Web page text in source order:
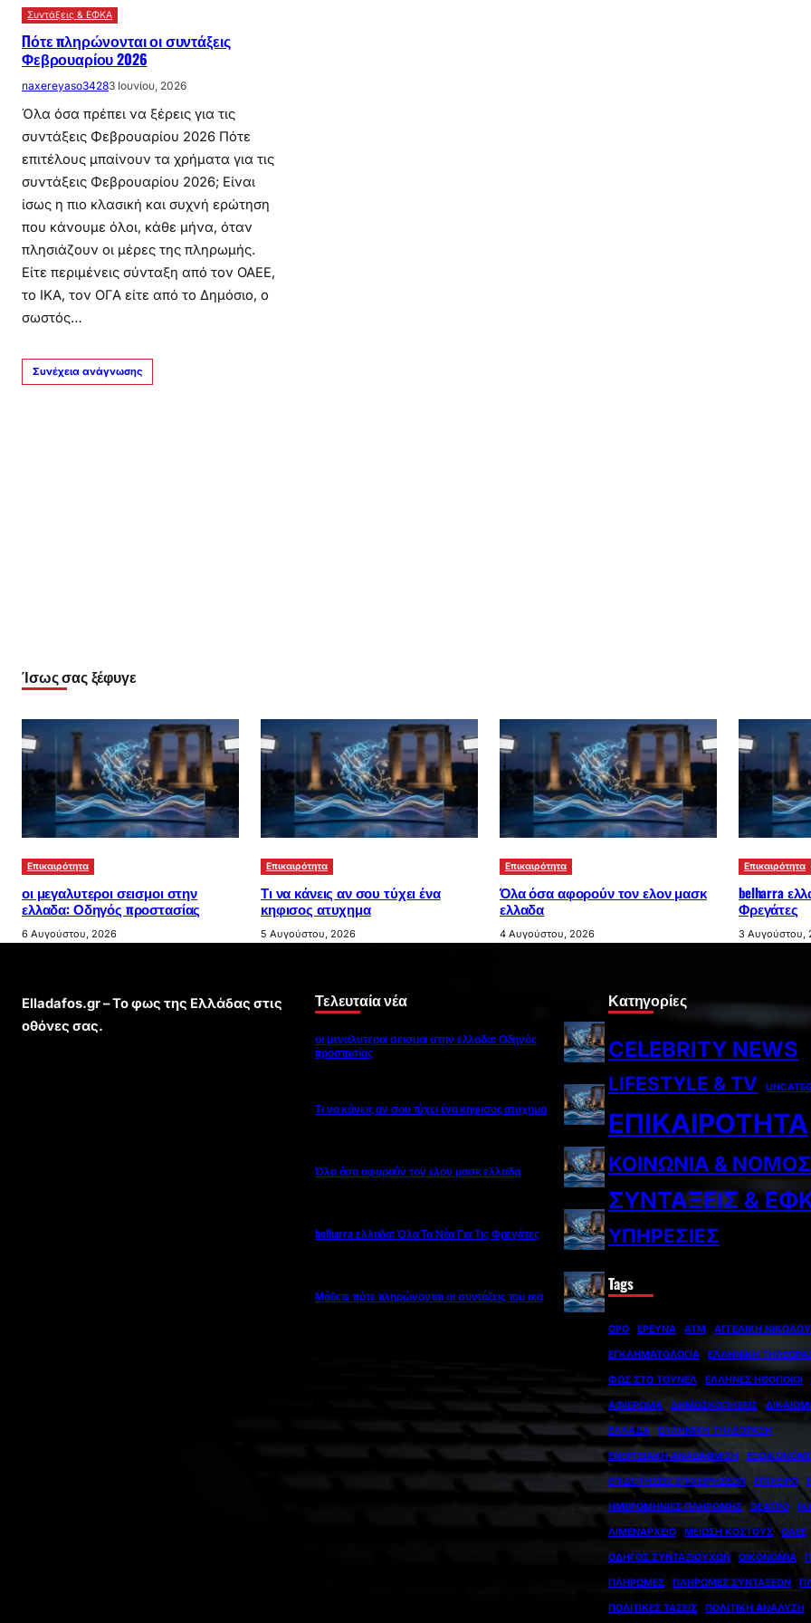
Συντάξεις & ΕΦΚΑ
Πότε πληρώνονται οι συντάξεις
Φεβρουαρίου 2026
naxereyaso34283 Ιουνίου, 2026
Όλα όσα πρέπει να ξέρεις για τις
συντάξεις Φεβρουαρίου 2026 Πότε
επιτέλους μπαίνουν τα χρήματα για τις
συντάξεις Φεβρουαρίου 2026; Είναι
ίσως η πιο κλασική και συχνή ερώτηση
που κάνουμε όλοι, κάθε μήνα, όταν
πλησιάζουν οι μέρες της πληρωμής.
Είτε περιμένεις σύνταξη από τον ΟΑΕΕ,
το ΙΚΑ, τον ΟΓΑ είτε από το Δημόσιο, ο
σωστός…
Συνέχεια ανάγνωσης
Ίσως σας ξέφυγε
Επικαιρότητα
οι μεγαλυτεροι σεισμοι στην
ελλαδα: Οδηγός προστασίας
6 Αυγούστου, 2026
Επικαιρότητα
Τι να κάνεις αν σου τύχει ένα
κηφισος ατυχημα
5 Αυγούστου, 2026
Επικαιρότητα
Όλα όσα αφορούν τον ελον μασκ
ελλαδα
4 Αυγούστου, 2026
Επικαιρότητα
belharra
Φρεγάτες
3 Αυγούστου,
Elladafos.gr – Το φως της Ελλάδας στις
οθόνες σας.
Τελευταία νέα
οι μεγαλυτεροι σεισμοι στην ελλαδα: Οδηγός
προστασίας
Τι να κάνεις αν σου τύχει ένα κηφισος ατυχημα
Όλα όσα αφορούν τον ελον μασκ ελλαδα
belharra ελλαδα: Όλα Τα Νέα Για Τις Φρεγάτες
Μάθετε πότε πληρώνονται οι συντάξεις του ικα
Κατηγορίες
CELEBRITY NEWS
LIFESTYLE & TV
ΕΠΙΚΑΙΡΌΤΗΤΑ
ΚΟΙΝΩΝΊΑ & ΝΌΜΟΣ
ΣΥΝΤΆΞΕΙΣ &
ΥΠΗΡΕΣΊΕΣ
Tags
GPO ΈΡΕΥΝΑ ΑΤΜ ΑΓΓΕΛΙΚΉ
ΕΓΚΛΗΜΑΤΟΛΟΓΊΑ ΕΛΛΗΝΙΚΉ
ΦΩΣ ΣΤΟ ΤΟΎΝΕΛ ΈΛΛΗΝΕΣ ΗΘΟΠΟΙΟΊ
ΑΦΙΈΡΩΜΑ ΔΗΜΟΣΚΟΠΉΣΕΙΣ
ΕΛΛΆΔΑ ΕΛΛΗΝΙΚΉ ΤΗΛΕΌΡΑΣΗ
ΕΝΕΡΓΕΙΑΚΉ ΑΝΑΒΆΘΜΙΣΗ
ΕΠΙΔΟΤΉΣΕΙΣ ΕΠΙΧΕΙΡΉΣΕΩΝ ΕΠΙΧΕΙΡΏ
ΗΜΕΡΟΜΗΝΊΕΣ ΠΛΗΡΩΜΉΣ ΘΈΑΤΡΟ
ΛΙΜΕΝΑΡΧΕΊΟ ΜΕΊΩΣΗ ΚΌΣΤΟΥΣ ΟΑΕΕ
ΟΔΗΓΌΣ ΣΥΝΤΑΞΙΟΎΧΩΝ ΟΙΚΟΝΟΜΊΑ
ΠΛΗΡΩΜΈΣ ΠΛΗΡΩΜΈΣ ΣΥΝΤΆΞΕΩΝ
ΠΟΛΙΤΙΚΈΣ ΤΆΣΕΙΣ ΠΟΛΙΤΙΚΉ ΑΝΆΛΥΣΗ